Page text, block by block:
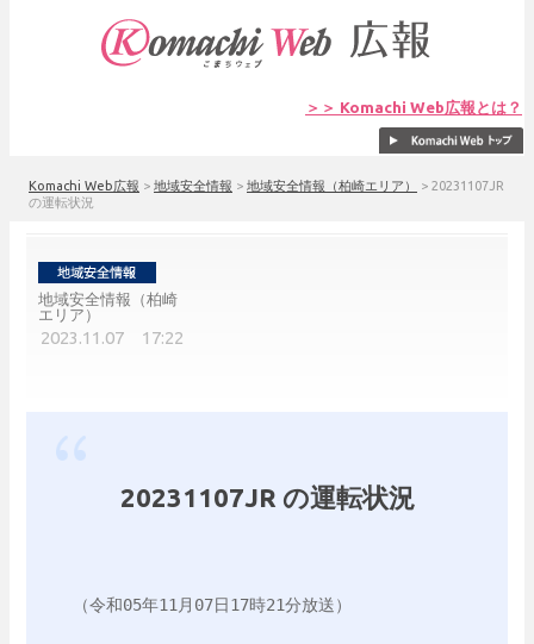
＞＞ Komachi Web広報とは？
Komachi Web広報 > 地域安全情報 > 地域安全情報（柏崎エリア） > 20231107JR
の運転状況
地域安全情報（柏崎
エリア）
2023.11.07 17:22
20231107JR の運転状況
（令和05年11月07日17時21分放送）